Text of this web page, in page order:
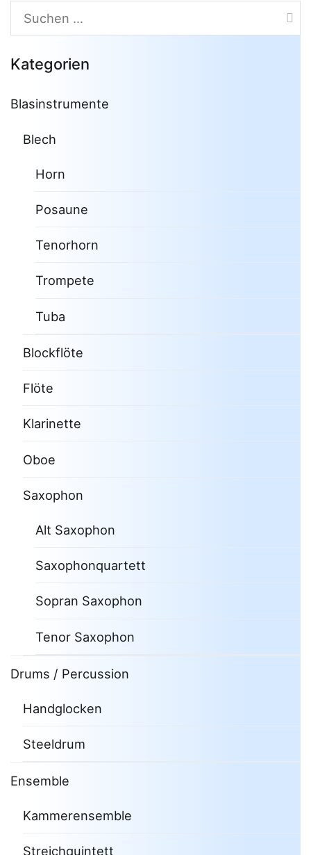
Suchen
nach:
Kategorien
Blasinstrumente
Blech
Horn
Posaune
Tenorhorn
Trompete
Tuba
Blockflöte
Flöte
Klarinette
Oboe
Saxophon
Alt Saxophon
Saxophonquartett
Sopran Saxophon
Tenor Saxophon
Drums / Percussion
Handglocken
Steeldrum
Ensemble
Kammerensemble
Streichquintett